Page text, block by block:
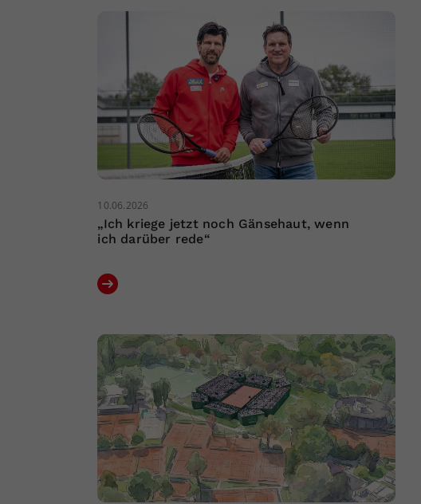
10.06.2026
„Ich kriege jetzt noch Gänsehaut, wenn
ich darüber rede“